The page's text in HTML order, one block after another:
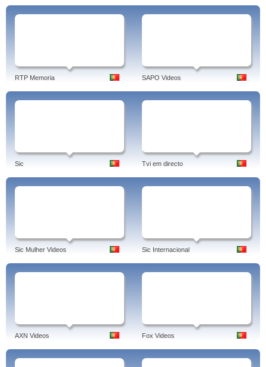
RTP Memoria SAPO Videos
Sic Tvi em directo
Sic Mulher Videos Sic Internacional
AXN Videos Fox Videos